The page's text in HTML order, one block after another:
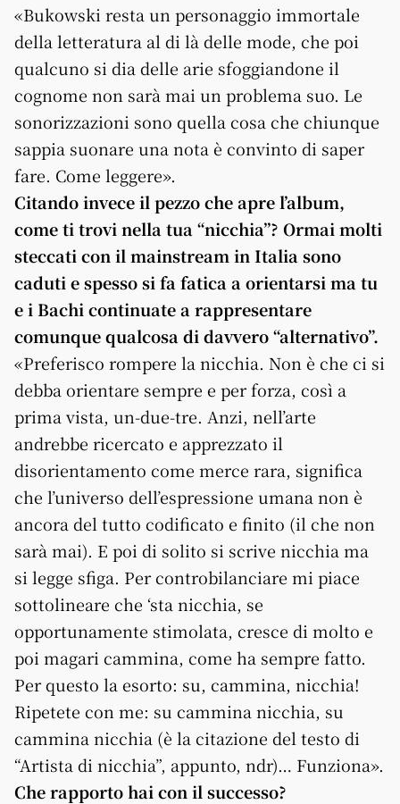
«Bukowski resta un personaggio immortale
della letteratura al di là delle mode, che poi
qualcuno si dia delle arie sfoggiandone il
cognome non sarà mai un problema suo. Le
sonorizzazioni sono quella cosa che chiunque
sappia suonare una nota è convinto di saper
fare. Come leggere».
Citando invece il pezzo che apre l’album,
come ti trovi nella tua “nicchia”? Ormai molti
steccati con il mainstream in Italia sono
caduti e spesso si fa fatica a orientarsi ma tu
e i Bachi continuate a rappresentare
comunque qualcosa di davvero “alternativo”.
«Preferisco rompere la nicchia. Non è che ci si
debba orientare sempre e per forza, così a
prima vista, un-due-tre. Anzi, nell’arte
andrebbe ricercato e apprezzato il
disorientamento come merce rara, significa
che l’universo dell’espressione umana non è
ancora del tutto codificato e finito (il che non
sarà mai). E poi di solito si scrive nicchia ma
si legge sfiga. Per controbilanciare mi piace
sottolineare che ‘sta nicchia, se
opportunamente stimolata, cresce di molto e
poi magari cammina, come ha sempre fatto.
Per questo la esorto: su, cammina, nicchia!
Ripetete con me: su cammina nicchia, su
cammina nicchia (è la citazione del testo di
“Artista di nicchia”, appunto, ndr)… Funziona».
Che rapporto hai con il successo?